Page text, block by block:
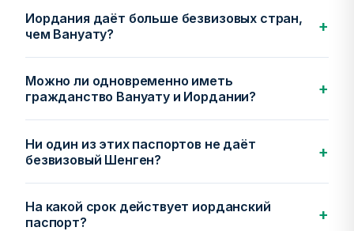
Иордания даёт больше безвизовых стран,
чем Вануату?
+
Можно ли одновременно иметь
гражданство Вануату и Иордании?
+
Ни один из этих паспортов не даёт
безвизовый Шенген?
+
На какой срок действует иорданский
паспорт?
+